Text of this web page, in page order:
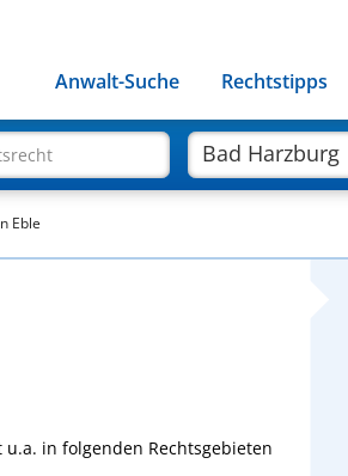
Anwalt-Suche Rechtstipps
Eble
u.a. in folgenden Rechtsgebieten